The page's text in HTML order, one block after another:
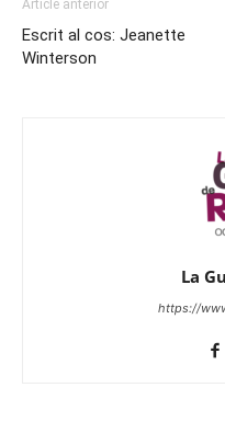
Article anterior
Escrit al cos: Jeanette
Winterson
La
https://